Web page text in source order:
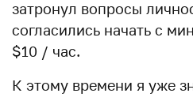
затронул вопросы
согласились начать с
$10 / час.
К этому времени я уже